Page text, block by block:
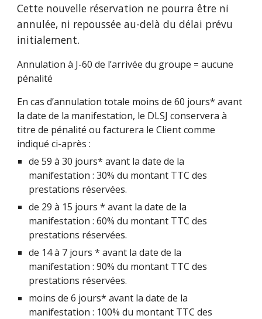
Cette nouvelle réservation ne pourra être ni
annulée, ni repoussée au-delà du délai prévu
initialement.
Annulation à J-60 de l’arrivée du groupe = aucune
pénalité
En cas d’annulation totale moins de 60 jours* avant
la date de la manifestation, le DLSJ conservera à
titre de pénalité ou facturera le Client comme
indiqué ci-après :
de 59 à 30 jours* avant la date de la
manifestation : 30% du montant TTC des
prestations réservées.
de 29 à 15 jours * avant la date de la
manifestation : 60% du montant TTC des
prestations réservées.
de 14 à 7 jours * avant la date de la
manifestation : 90% du montant TTC des
prestations réservées.
moins de 6 jours* avant la date de la
manifestation : 100% du montant TTC des